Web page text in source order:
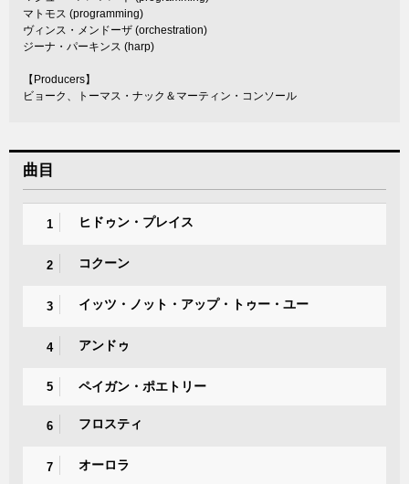
マトモス (programming)
ヴィンス・メンドーザ (orchestration)
ジーナ・パーキンス (harp)
【Producers】
ビョーク、トーマス・ナック＆マーティン・コンソール
曲目
1 ヒドゥン・プレイス
2 コクーン
3 イッツ・ノット・アップ・トゥー・ユー
4 アンドゥ
5 ペイガン・ポエトリー
6 フロスティ
7 オーロラ